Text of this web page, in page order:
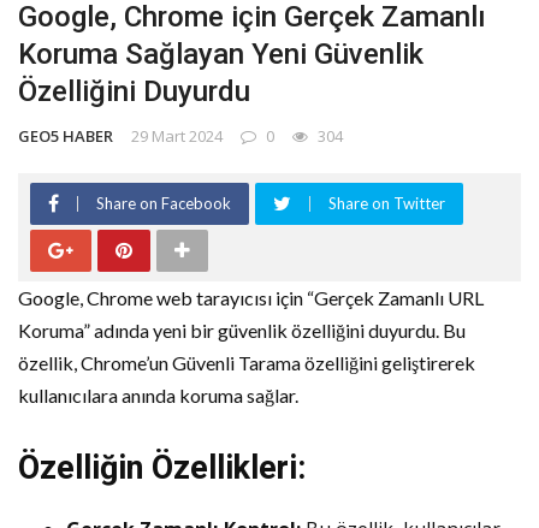
Google, Chrome için Gerçek Zamanlı
Koruma Sağlayan Yeni Güvenlik
Özelliğini Duyurdu
GEO5 HABER 29 Mart 2024 0 304
Share on Facebook Share on Twitter
Google, Chrome web tarayıcısı için “Gerçek Zamanlı URL
Koruma” adında yeni bir güvenlik özelliğini duyurdu. Bu
özellik, Chrome’un Güvenli Tarama özelliğini geliştirerek
kullanıcılara anında koruma sağlar.
Özelliğin Özellikleri: